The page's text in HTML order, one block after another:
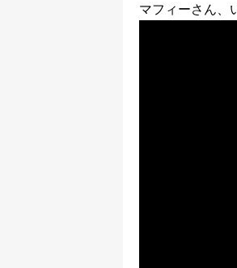
マフィーさん、